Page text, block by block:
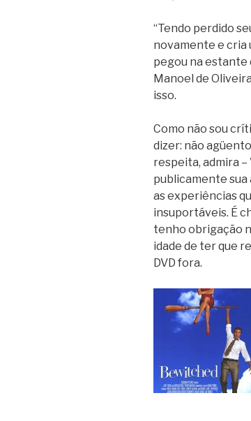
“Tendo perdido
novamente e cria
pegou na estante
Manoel de
isso.
Como não sou
dizer: não
respeita, admira
publicamente
as experiências
insuportáveis. É
tenho obrigação
idade de ter que
DVD fora.